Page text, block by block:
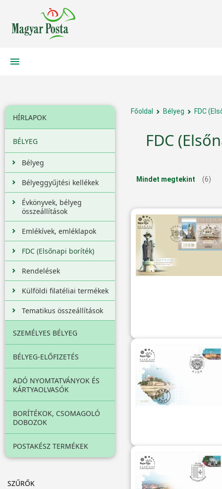
HÍRLAPOK
BÉLYEG
Bélyeg
Bélyeggyűjtési kellékek
Évkönyvek, bélyeg
összeállítások
Emlékívek, emléklapok
FDC (Elsőnapi boríték)
Rendelések
Külföldi filatéliai termékek
Tematikus összeállítások
SZEMÉLYES BÉLYEG
BÉLYEG-ELŐFIZETÉS
ADÓ NYOMTATVÁNYOK ÉS
KÁRTYAOLVASÓK
BORÍTÉKOK, CSOMAGOLÓ
DOBOZOK
POSTAKÉSZ TERMÉKEK
SZŰRŐK
Főoldal Bélyeg FDC
FDC
Mindet megtekint (6)